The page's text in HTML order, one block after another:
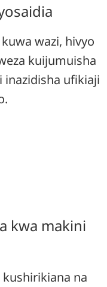
wazi, hivyo
kuijumuisha
inazidisha ufikiaji
kwa makini
kushirikiana na